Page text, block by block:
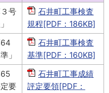
号
石井町工事検査
規程[PDF：186KB]
」
石井町工事検査
基準[PDF：160KB]
要
石井町工事成績
評定要領[PDF：